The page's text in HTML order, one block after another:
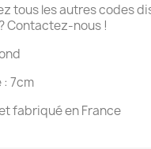
tous les autres codes
Contactez-nous !
: 7cm
fabriqué en France